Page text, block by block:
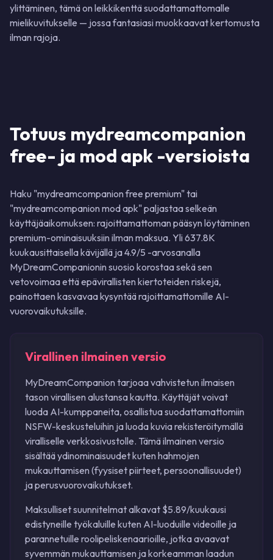
ylittäminen, tämä on leikkikenttä suodattamattomalle
mielikuvitukselle — jossa fantasiasi muokkaavat kertomusta
ilman rajoja.
Totuus mydreamcompanion
free- ja mod apk -versioista
Haku "mydreamcompanion free premium" tai
"mydreamcompanion mod apk" paljastaa selkeän
käyttäjäaikomuksen: rajoittamattoman pääsyn löytäminen
premium-ominaisuuksiin ilman maksua. Yli 637.8K
kuukausittaisella kävijällä ja 4.9/5 -arvosanalla
MyDreamCompanionin suosio korostaa sekä sen
vetovoimaa että epävirallisten kiertoteiden riskejä,
painottaen kasvavaa kysyntää rajoittamattomille AI-
vuorovaikutuksille.
Virallinen ilmainen versio
MyDreamCompanion tarjoaa vahvistetun ilmaisen
tason virallisen alustansa kautta. Käyttäjät voivat
luoda AI-kumppaneita, osallistua suodattamattomiin
NSFW-keskusteluihin ja luoda kuvia rekisteröitymällä
viralliselle verkkosivustolle. Tämä ilmainen versio
sisältää ydinominaisuudet kuten hahmojen
mukauttamisen (fyysiset piirteet, persoonallisuudet)
ja perusvuorovaikutukset.
Maksulliset suunnitelmat alkavat $5.89/kuukausi
edistyneille työkaluille kuten AI-luoduille videoille ja
parannetuille roolipeliskenaarioille, jotka avaavat
syvemmän mukauttamisen ja korkeamman laadun